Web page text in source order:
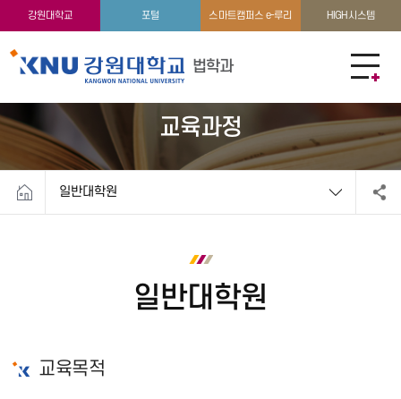
강원대학교 포털 스마트캠퍼스 e-루리 HIGH시스템
법학과
교수소개 지방입법정책·지역공익법률 지원 센터
교육과정
일반대학원
일반대학원
교육목적